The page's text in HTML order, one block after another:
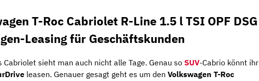
T-Roc Cabriolet R-Line 1.5 l TSI OPF DSG
Leasing für Geschäftskunden
Cabriolet sieht man auch nicht alle Tage. Genau so SUV-Cabrio könnt ihr
leasen. Genauer gesagt geht es um den Volkswagen T-Roc